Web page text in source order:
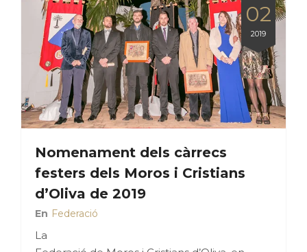
02
2019
Nomenament dels càrrecs
festers dels Moros i Cristians
d’Oliva de 2019
En Federació
La